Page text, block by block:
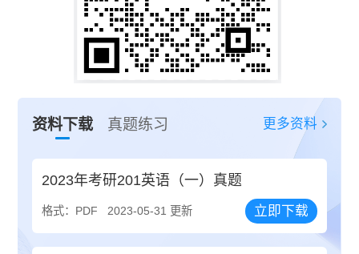
资料下载 真题练习 更多资料
2023年考研201英语（一）真题
格式：PDF 2023-05-31 更新 立即下载